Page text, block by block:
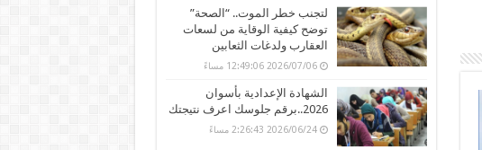
لتجنب خطر الموت.. “الصحة”
توضح كيفية الوقاية من لسعات
العقارب ولدغات الثعابين
2026/07/06 12:49:06 مساءً
الشهادة الإعدادية بأسوان
2026..برقم جلوسك اعرف نتيجتك
2026/06/24 2:26:43 مساءً